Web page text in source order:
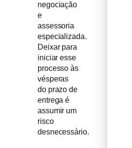
negociação
e
assessoria
especializada.
Deixar para
iniciar esse
processo às
vésperas
do prazo de
entrega é
assumir um
risco
desnecessário.